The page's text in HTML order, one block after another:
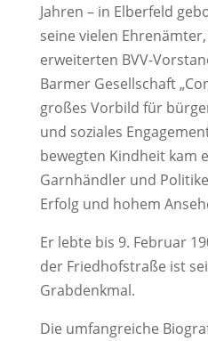
Jahren – in Elberfeld
seine vielen
erweiterten BVV-
Barmer Gesellschaft
großes Vorbild für
und soziales
bewegten Kindheit kam
Garnhändler und
Erfolg und hohem
Er lebte bis 9. Februar
der Friedhofstraße ist
Grabdenkmal.
Die umfangreiche